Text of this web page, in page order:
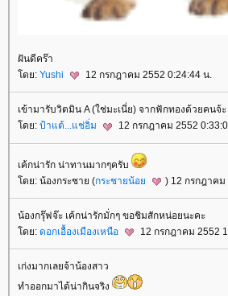
ฝันดีคร๊า
โดย: Yushi 12 กรกฎาคม 2552 0:24:44 น.
เข้ามารับวิตมิน A (ใช่มะเนี่ย) จากฟักทองด้วยคนจ้ะ
โดย: ป้าแต้...แช่อิ่ม 12 กรกฎาคม 2552
เค้กน่ารัก น่าทานมากๆครับ
โดย: น้องกระชาย (กระชายน้อย ) 12 กรกฎาคม
น้องกรุ๊ฟจ๊ะ เค้กน่ารักมั่กๆ ขอชิมสักหน่อยนะคะ
โดย: ดอกเอื้องเมืองเหนือ 12 กรกฎาคม 2552
เก่งมากเลยจ้าน้องสาว
ทำออกมาได้น่ากินจริง